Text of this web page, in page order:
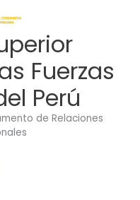
Fuerzas
Perú
de Relaciones